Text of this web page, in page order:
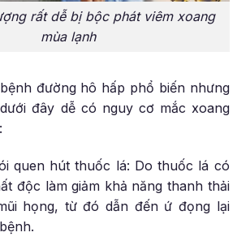
rất dễ bị bộc phát viêm xoang
mùa lạnh
đường hô hấp phổ biến nhưng
đây dễ có nguy cơ mắc xoang
quen hút thuốc lá: Do thuốc lá có
độc làm giảm khả năng thanh thải
họng, từ đó dẫn đến ứ đọng lại